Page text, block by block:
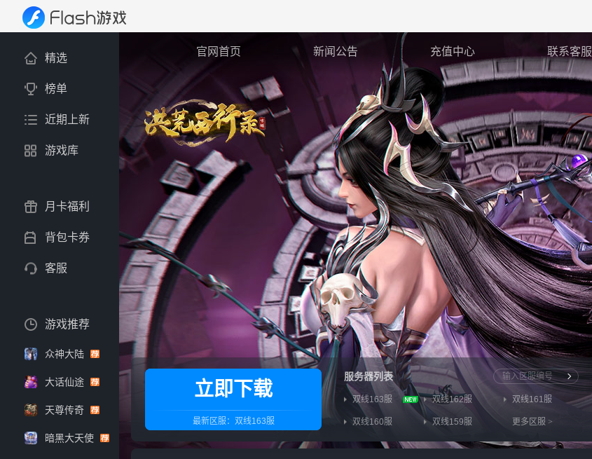
官网首页 新闻公告 充值中心 联系客服
立即下载
最新区服： 双线163服
服务器列表
双线163服 双线162服 双线161服
双线160服 双线159服 更多区服 >
精选
榜单
近期上新
游戏库
月卡福利
背包卡券
客服
游戏推荐
众神大陆
大话仙途
天尊传奇
暗黑大天使